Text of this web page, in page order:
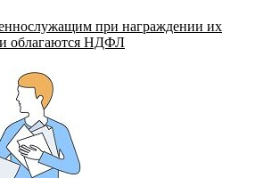
при награждении их
облагаются НДФЛ